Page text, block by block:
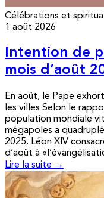
Célébrations et
1 août 2026
Intention de
mois d’août
En août, le Pape
les villes Selon le
population mondiale
mégapoles a
2025. Léon XIV
d’août à
Lire la suite →